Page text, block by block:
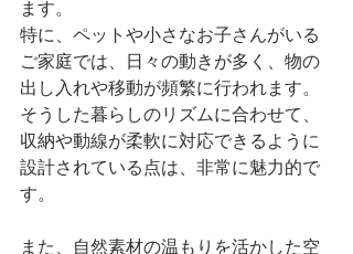
ます。
特に、ペットや小さなお子さんがいる
ご家庭では、日々の動きが多く、物の
出し入れや移動が頻繁に行われます。
そうした暮らしのリズムに合わせて、
収納や動線が柔軟に対応できるように
設計されている点は、非常に魅力的で
す。
また、自然素材の温もりを活かした空